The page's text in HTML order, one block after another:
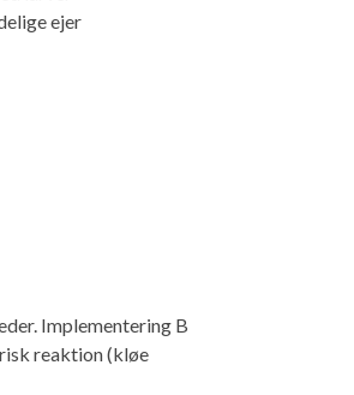
ejer
Implementering B
reaktion (kløe